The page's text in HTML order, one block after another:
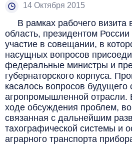
14 Октября 2015
В рамках рабочего визита
область, президентом
участие в совещании, в
насущных вопросов
федеральные министры и
губернаторского корпуса.
касалось вопросов будущего
агропромышленной отрасли.
ходе обсуждения проблем,
связанная с дальнейшим
тахографической системы и
аграрного транспорта